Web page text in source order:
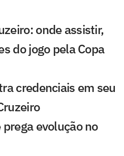
onde assistir,
do jogo pela Copa
credenciais em seu
evolução no